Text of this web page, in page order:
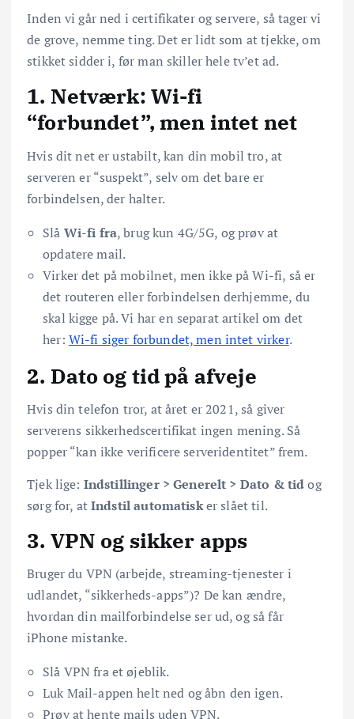
Inden vi går ned i certifikater og servere, så tager vi
de grove, nemme ting. Det er lidt som at tjekke, om
stikket sidder i, før man skiller hele tv’et ad.
1. Netværk: Wi-fi
“forbundet”, men intet net
Hvis dit net er ustabilt, kan din mobil tro, at
serveren er “suspekt”, selv om det bare er
forbindelsen, der halter.
Slå Wi-fi fra, brug kun 4G/5G, og prøv at
opdatere mail.
Virker det på mobilnet, men ikke på Wi-fi, så er
det routeren eller forbindelsen derhjemme, du
skal kigge på. Vi har en separat artikel om det
her: Wi-fi siger forbundet, men intet virker.
2. Dato og tid på afveje
Hvis din telefon tror, at året er 2021, så giver
serverens sikkerhedscertifikat ingen mening. Så
popper “kan ikke verificere serveridentitet” frem.
Tjek lige: Indstillinger > Generelt > Dato & tidog
sørg for, atIndstil automatisker slået til.
3. VPN og sikker apps
Bruger du VPN (arbejde, streaming-tjenester i
udlandet, “sikkerheds-apps”)? De kan ændre,
hvordan din mailforbindelse ser ud, og så får
iPhone mistanke.
Slå VPN fra et øjeblik.
Luk Mail-appen helt ned og åbn den igen.
Prøv at hente mails uden VPN.